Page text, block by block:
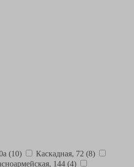
(10) Каскадная, 72 (8)
144 (4)